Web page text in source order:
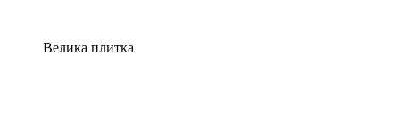
Велика плитка